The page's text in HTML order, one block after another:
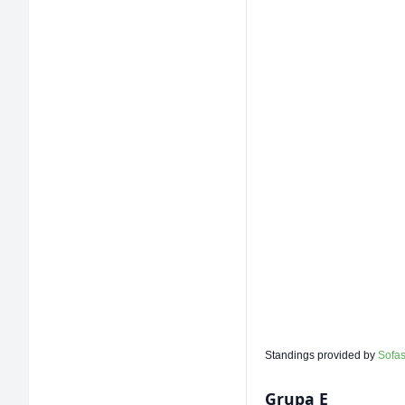
Standings provided by
Grupa E